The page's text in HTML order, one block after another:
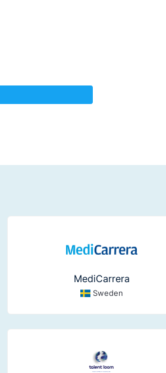
MediCarrera
Sweden